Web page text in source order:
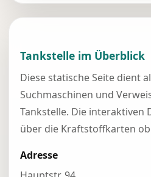
Tankstelle im Überblick
Diese statische Seite dient
Suchmaschinen und
Tankstelle. Die interaktiven
über die Kraftstoffkarten
Adresse